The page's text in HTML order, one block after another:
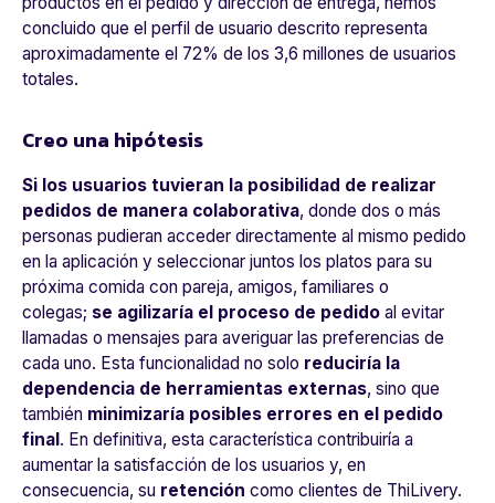
concluido que el perfil de usuario descrito representa
aproximadamente el 72% de los 3,6 millones de usuarios
totales.
Creo una hipótesis
Si los usuarios tuvieran la posibilidad de realizar
pedidos de manera colaborativa, donde dos o más
personas pudieran acceder directamente al mismo pedido
en la aplicación y seleccionar juntos los platos para su
próxima comida con pareja, amigos, familiares o
colegas; se agilizaría el proceso de pedido al evitar
llamadas o mensajes para averiguar las preferencias de
cada uno. Esta funcionalidad no solo reduciría la
dependencia de herramientas externas, sino que
también minimizaría posibles errores en el pedido
final . En definitiva, esta característica contribuiría a
aumentar la satisfacción de los usuarios y, en
consecuencia, su retención como clientes de ThiLivery.